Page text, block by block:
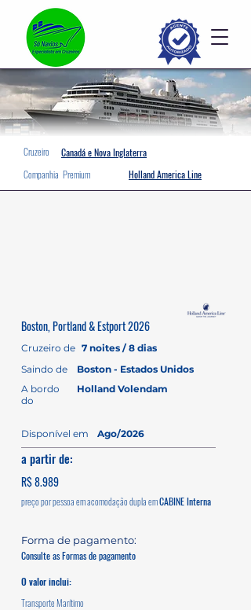
Cruzeiro
Canadá e Nova Inglaterra
Companhia Premium Holland America Line
Boston, Portland & Estport 2026
Cruzeiro de 7 noites / 8 dias
Saindo de
Boston - Estados Unidos
A bordo
do
Holland Volendam
Disponível em Ago/2026
a partir de:
R$ 8.989
CABINE Interna
preço por pessoa em acomodação dupla em
Forma de pagamento:
Consulte as Formas de pagamento
O valor inclui:
Transporte Marítimo